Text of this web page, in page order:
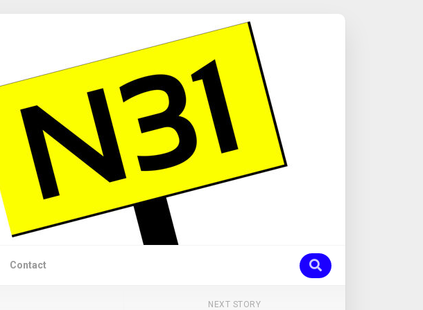
Contact
NEXT STORY